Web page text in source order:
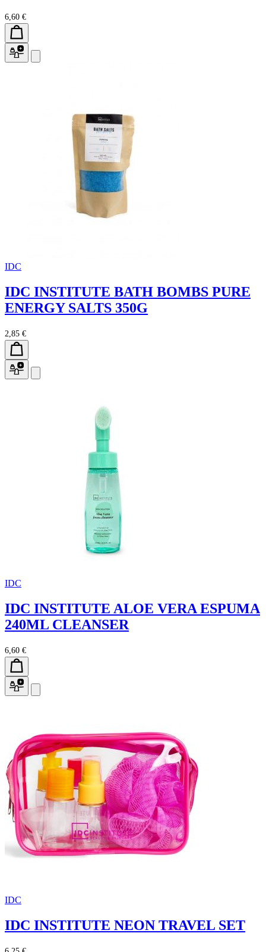
6,60 €
IDC
IDC INSTITUTE BATH BOMBS PURE
ENERGY SALTS 350G
2,85 €
IDC
IDC INSTITUTE ALOE VERA ESPUMA
240ML CLEANSER
6,60 €
IDC
IDC INSTITUTE NEON TRAVEL SET